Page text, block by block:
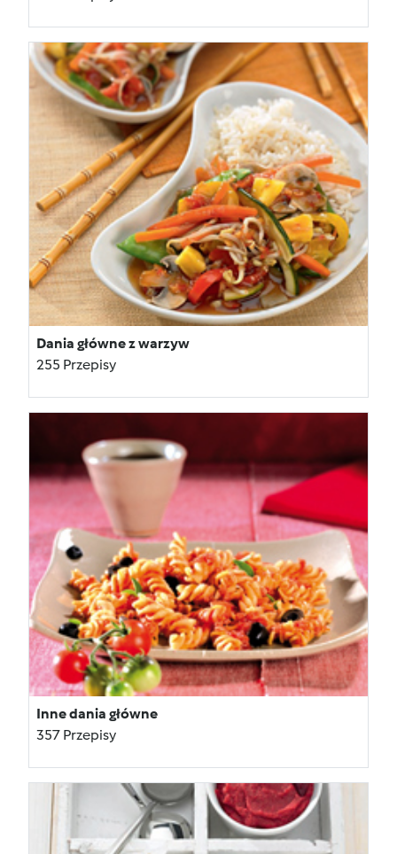
Dania główne z warzyw
255 Przepisy
Inne dania główne
357 Przepisy